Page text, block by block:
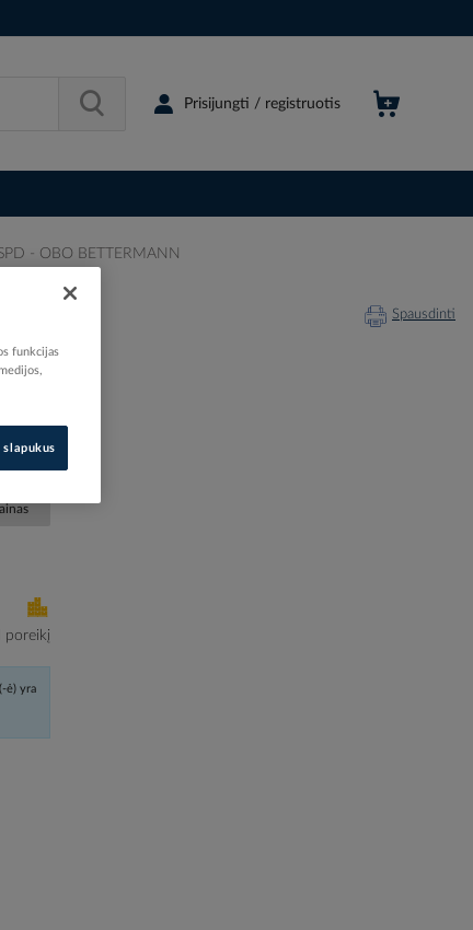
Prisijungti / registruotis
- OBO BETTERMANN
Spausdinti
poreikį
ė) yra
funkcijas